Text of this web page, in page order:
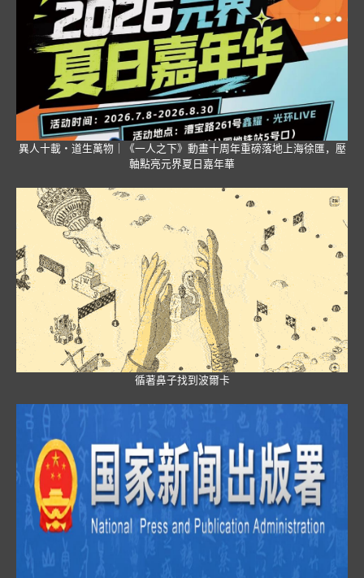
異人十載・道生萬物｜《一人之下》動畫十周年重磅落地上海徐匯，壓
軸點亮元界夏日嘉年華
循著鼻子找到波爾卡